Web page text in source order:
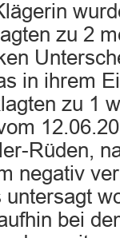
zu 2
in ihrem
zu 1
Rüden,
negativ
bei